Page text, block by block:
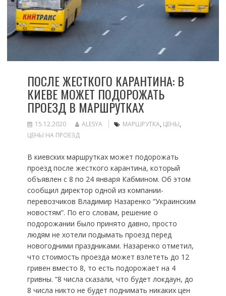
ПОСЛЕ ЖЕСТКОГО КАРАНТИНА: В
КИЕВЕ МОЖЕТ ПОДОРОЖАТЬ
ПРОЕЗД В МАРШРУТКАХ
15.12.2020 ALESYA МАРШРУТКА, ЦЕНЫ,
ЦЕНЫ НА ПРОЕЗД
В киевских маршрутках может подорожать
проезд после жесткого карантина, который
объявлен с 8 по 24 января Кабмином. Об этом
сообщил директор одной из компании-
перевозчиков Владимир Назаренко “Украинским
новостям”. По его словам, решение о
подорожании было принято давно, просто
людям не хотели подымать проезд перед
новогодними праздниками. Назаренко отметил,
что стоимость проезда может взлететь до 12
гривен вместо 8, то есть подорожает на 4
гривны. “8 числа сказали, что будет локдаун, до
8 числа никто не будет поднимать никаких цен